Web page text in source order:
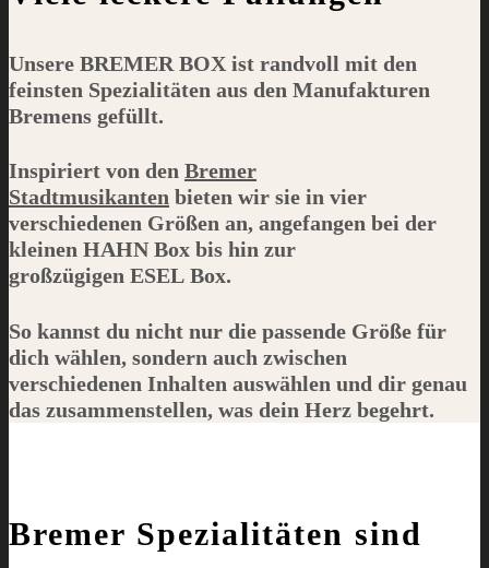
Unsere BREMER BOX ist randvoll mit den
feinsten Spezialitäten aus den Manufakturen
Bremens gefüllt.
Inspiriert von den Bremer
Stadtmusikanten bieten wir sie in vier
verschiedenen Größen an, angefangen bei der
kleinen HAHN Box bis hin zur
großzügigen ESEL Box.
So kannst du nicht nur die passende Größe für
dich wählen, sondern auch zwischen
verschiedenen Inhalten auswählen und dir genau
das zusammenstellen, was dein Herz begehrt.
Bremer Spezialitäten sind